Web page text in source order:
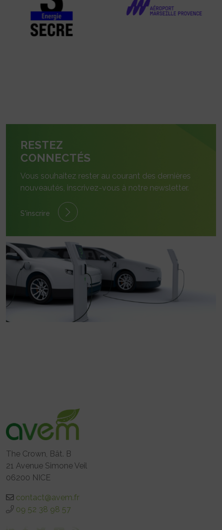
RESTEZ
CONNECTÉS
Vous souhaitez rester au courant des dernières
nouveautés, inscrivez-vous à notre newsletter.
S'inscrire
The Crown, Bât. B
21 Avenue Simone Veil
06200 NICE
contact@avem.fr
09 52 38 98 57